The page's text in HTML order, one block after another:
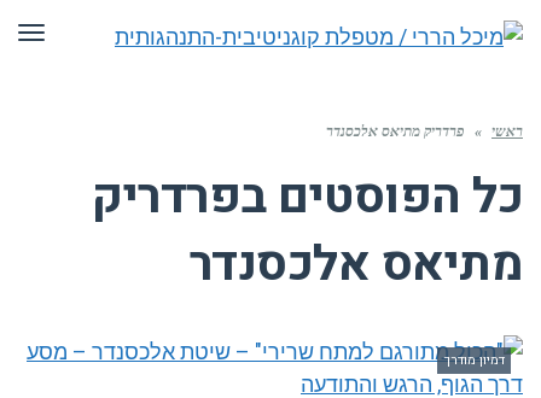
ראשי » פרדריק מתיאס אלכסנדר
כל הפוסטים בפרדריק
מתיאס אלכסנדר
דמיון מודרך